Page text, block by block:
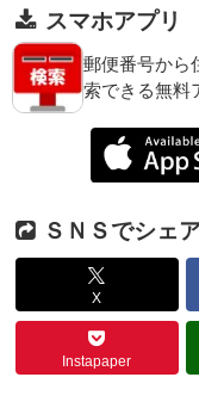
スマホアプリ
郵便番号から
索できる無料
ＳＮＳでシェ
X
Instapaper